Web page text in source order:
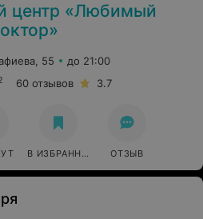
центр «Любимый
55
до 21:00
60 отзывов 3.7
В ИЗБРАННОЕ ОТЗЫВ